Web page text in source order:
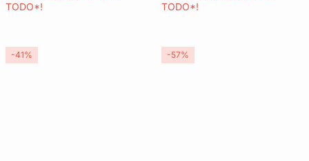
TODO*!
TODO*!
-41% -57%